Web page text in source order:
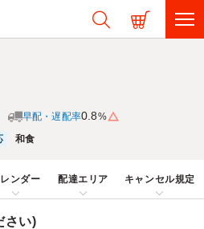
早配・遅配率0.8%
和食
ンダー 配達エリア キャンセル規定
さい)